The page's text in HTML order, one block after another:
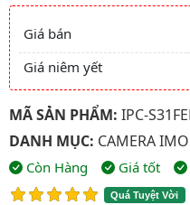
Giá và
Giá bán
Giá niêm yết
MÃ SẢN PHẨM: IPC-
DANH MỤC: CAMERA
Còn Hàng Giá tốt
Quá Tuyệt Vời